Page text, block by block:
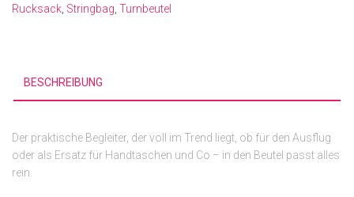
Rucksack Stringbag Turnbeutel
BESCHREIBUNG
Der praktische Begleiter, der voll im Trend liegt, ob für den Ausflug
oder als Ersatz für Handtaschen und Co – in den Beutel passt alles
rein.